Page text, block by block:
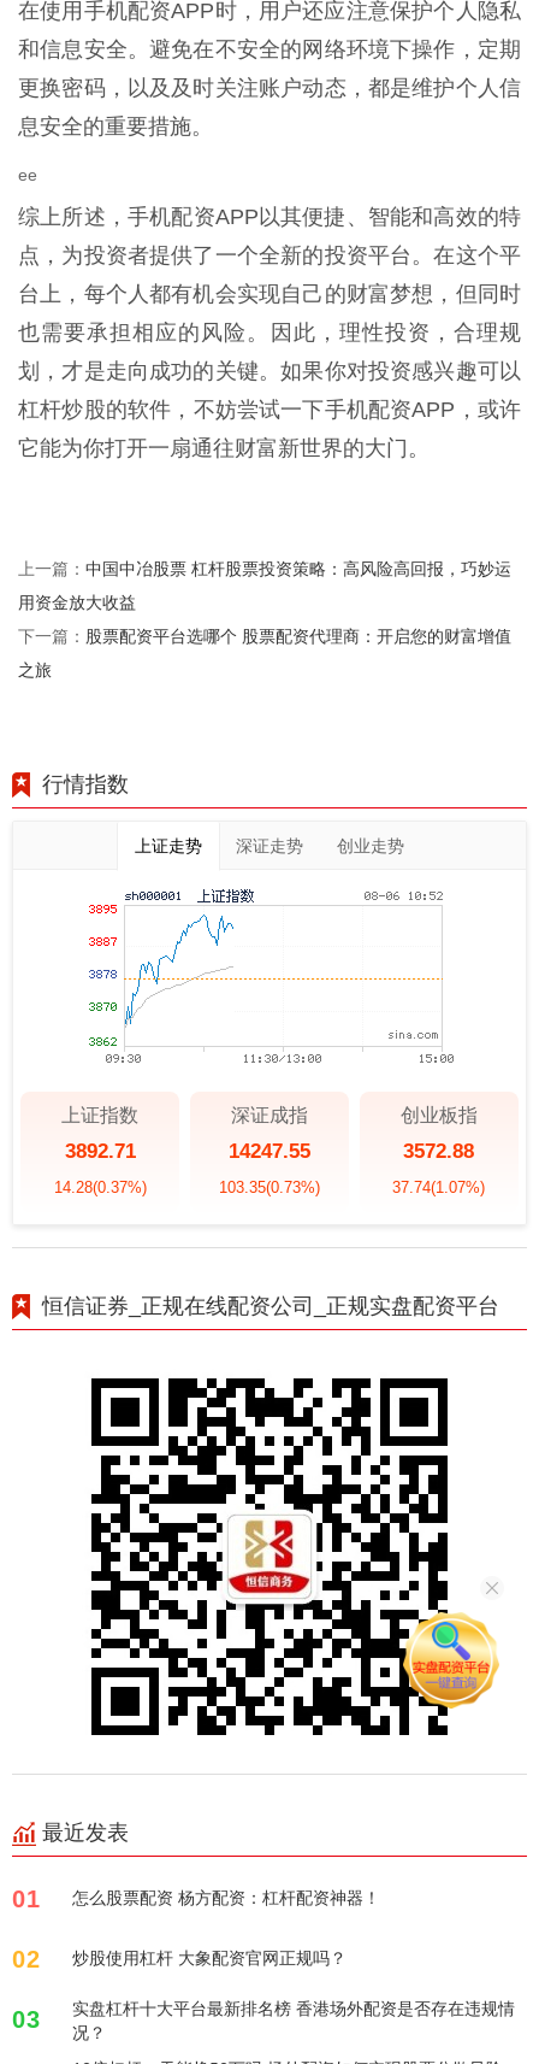
在使用手机配资APP时，用户还应注意保护个人隐私
和信息安全。避免在不安全的网络环境下操作，定期
更换密码，以及及时关注账户动态，都是维护个人信
息安全的重要措施。
ee
综上所述，手机配资APP以其便捷、智能和高效的特
点，为投资者提供了一个全新的投资平台。在这个平
台上，每个人都有机会实现自己的财富梦想，但同时
也需要承担相应的风险。因此，理性投资，合理规
划，才是走向成功的关键。如果你对投资感兴趣可以
杠杆炒股的软件，不妨尝试一下手机配资APP，或许
它能为你打开一扇通往财富新世界的大门。
上一篇： 中国中冶股票 杠杆股票投资策略：高风险高回报，巧妙运
用资金放大收益
下一篇： 股票配资平台选哪个 股票配资代理商：开启您的财富增值
之旅
行情指数
上证走势 深证走势 创业走势
上证指数
3892.71
14.28(0.37%)
深证成指
14247.55
103.35(0.73%)
创业板指
3572.88
37.74(1.07%)
恒信证券_正规在线配资公司_正规实盘配资平台
最近发表
01 怎么股票配资 杨方配资：杠杆配资神器！
02 炒股使用杠杆 大象配资官网正规吗？
03
实盘杠杆十大平台最新排名榜 香港场外配资是否存在违规情
况？